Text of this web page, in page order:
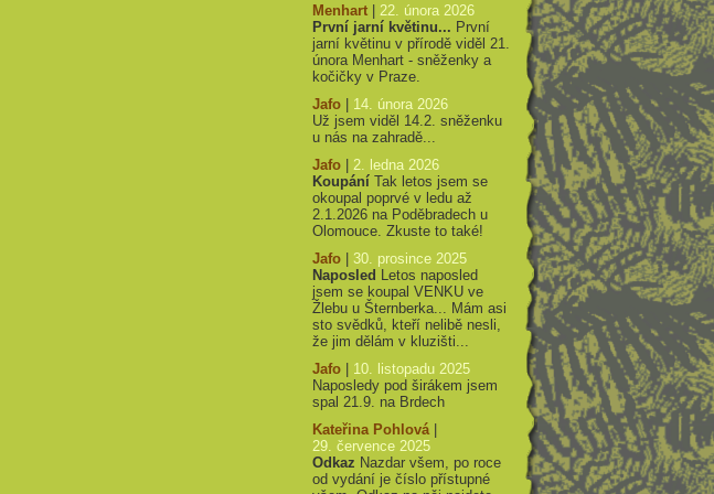
Menhart
22. února 2026
První jarní květinu... První
jarní květinu v přírodě viděl 21.
února Menhart - sněženky a
kočičky v Praze.
Jafo
14. února 2026
Už jsem viděl 14.2. sněženku
u nás na zahradě...
Jafo
2. ledna 2026
Koupání Tak letos jsem se
okoupal poprvé v ledu až
2.1.2026 na Poděbradech u
Olomouce. Zkuste to také!
Jafo
30. prosince 2025
Naposled
Letos naposled
jsem se koupal VENKU ve
Žlebu u Šternberka... Mám asi
sto svědků, kteří nelibě nesli,
že jim dělám v kluzišti...
Jafo
10. listopadu 2025
Naposledy pod širákem jsem
spal 21.9. na Brdech
Kateřina Pohlová
29. července 2025
Odkaz Nazdar všem, po roce
od vydání je číslo přístupné